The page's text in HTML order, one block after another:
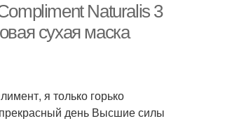
Naturalis 3
сухая маска
я только горько
прекрасный день Высшие силы